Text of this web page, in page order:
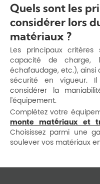
Quels sont les
considérer lors
matériaux ?
Les principaux
capacité de charge,
échafaudage, etc.), ainsi
sécurité en vigueur.
considérer la
l'équipement.
Complétez votre
monte matériaux et
Choisissez parmi une
soulever vos matériaux